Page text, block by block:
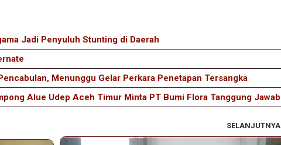
Jadi Penyuluh Stunting di Daerah
Menunggu Gelar Perkara Penetapan Tersangka
Alue Udep Aceh Timur Minta PT Bumi Flora Tanggung Jawab
SELANJUTNYA